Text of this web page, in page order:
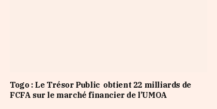
Togo : Le Trésor Public obtient 22 milliards de
FCFA sur le marché financier de l’UMOA